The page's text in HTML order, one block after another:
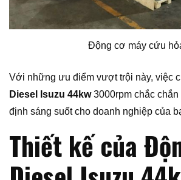
Động cơ máy cứu
Với những ưu điểm vượt trội này, việc
Diesel Isuzu 44kw3000rpm chắc chắn
định sáng suốt cho doanh nghiệp của
Thiết kế của